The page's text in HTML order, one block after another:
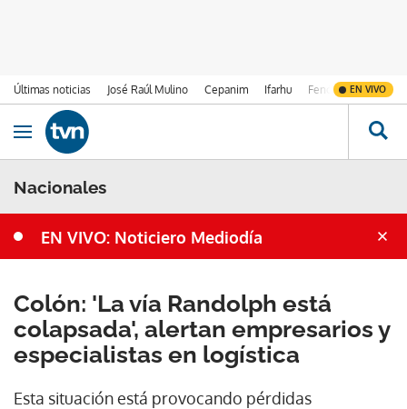
Últimas noticias José Raúl Mulino Cepanim Ifarhu Fenómeno de El
EN VIVO
Ir al contenido
Obrir navegació
Nacionales
EN VIVO: Noticiero Mediodía
Colón: 'La vía Randolph está
colapsada', alertan empresarios y
especialistas en logística
Esta situación está provocando pérdidas